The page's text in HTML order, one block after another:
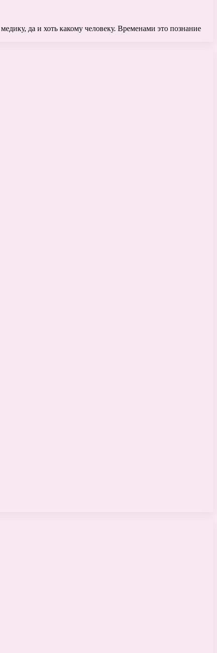
да и хоть какому человеку. Временами это познание